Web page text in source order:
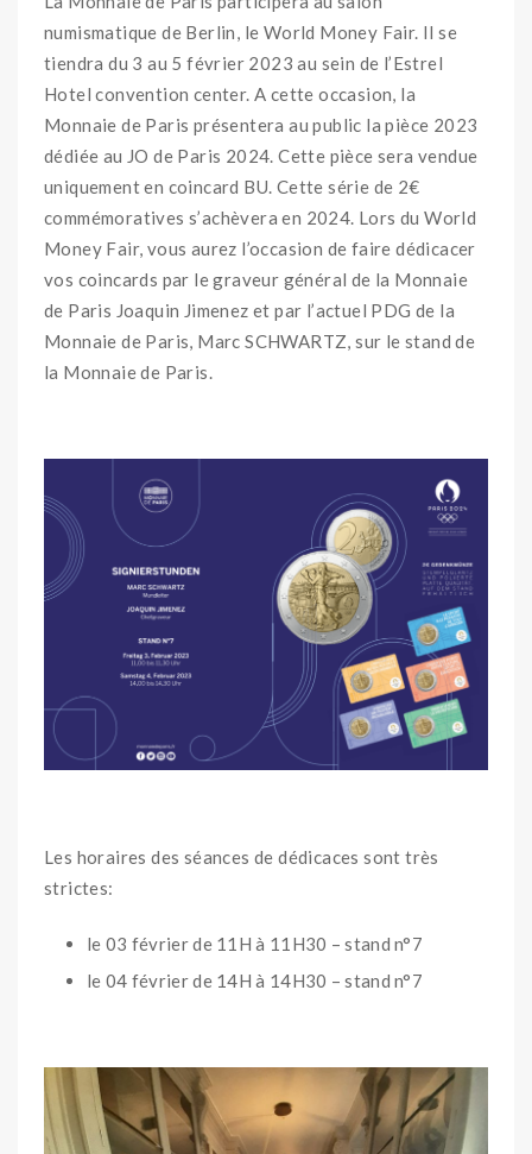
numismatique de Berlin, le World Money Fair. Il se
tiendra du 3 au 5 février 2023 au sein de l’Estrel
Hotel convention center. A cette occasion, la
Monnaie de Paris présentera au public la pièce 2023
dédiée au JO de Paris 2024. Cette pièce sera vendue
uniquement en coincard BU. Cette série de 2€
commémoratives s’achèvera en 2024. Lors du World
Money Fair, vous aurez l’occasion de faire dédicacer
vos coincards par le graveur général de la Monnaie
de Paris Joaquin Jimenez et par l’actuel PDG de la
Monnaie de Paris, Marc SCHWARTZ, sur le stand de
la Monnaie de Paris.
Les horaires des séances de dédicaces sont très
strictes:
le 03 février de 11H à 11H30 – stand n°7
le 04 février de 14H à 14H30 – stand n°7